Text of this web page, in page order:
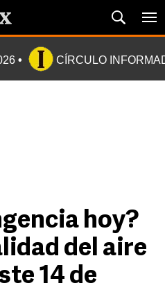
CÍRCULO
hoy?
del aire
14 de